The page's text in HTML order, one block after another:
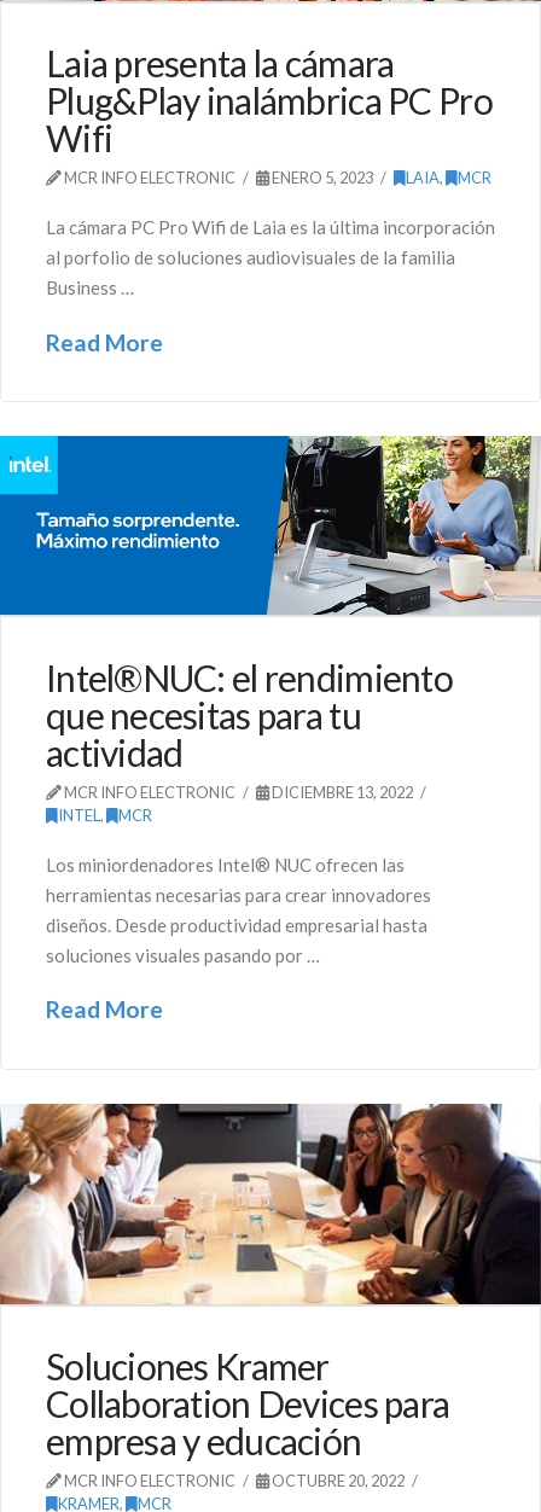
Laia presenta la cámara
Plug&Play inalámbrica PC Pro
Wifi
MCR INFO ELECTRONIC ENERO 5, 2023 LAIA, MCR
La cámara PC Pro Wifi de Laia es la última incorporación
al porfolio de soluciones audiovisuales de la familia
Business …
Read More
Intel®NUC: el rendimiento
que necesitas para tu
actividad
MCR INFO ELECTRONIC
DICIEMBRE 13, 2022
INTEL , MCR
Los miniordenadores Intel® NUC ofrecen las
herramientas necesarias para crear innovadores
diseños. Desde productividad empresarial hasta
soluciones visuales pasando por …
Read More
Soluciones Kramer
Collaboration Devices para
empresa y educación
MCR INFO ELECTRONIC
OCTUBRE 20, 2022
KRAMER, MCR